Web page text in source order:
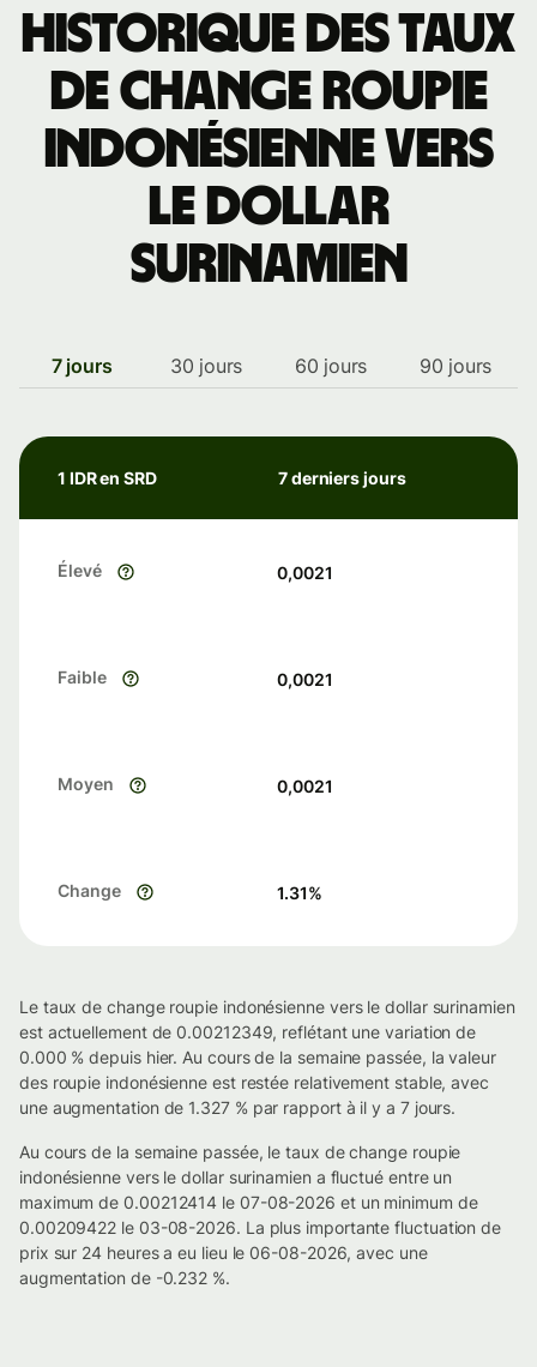
Historique des taux
de change roupie
indonésienne vers
le dollar
surinamien
7 jours 30 jours 60 jours 90 jours
1 IDR en SRD 7 derniers jours
Élevé 0,0021
Faible 0,0021
Moyen 0,0021
Change 1.31%
Le taux de change roupie indonésienne vers le dollar surinamien
est actuellement de 0.00212349, reflétant une variation de
0.000 % depuis hier. Au cours de la semaine passée, la valeur
des roupie indonésienne est restée relativement stable, avec
une augmentation de 1.327 % par rapport à il y a 7 jours.
Au cours de la semaine passée, le taux de change roupie
indonésienne vers le dollar surinamien a fluctué entre un
maximum de 0.00212414 le 07-08-2026 et un minimum de
0.00209422 le 03-08-2026. La plus importante fluctuation de
prix sur 24 heures a eu lieu le 06-08-2026, avec une
augmentation de -0.232 %.